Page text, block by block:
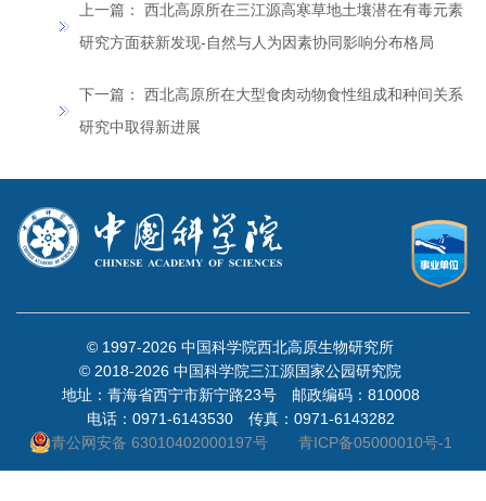
上一篇： 西北高原所在三江源高寒草地土壤潜在有毒元素
研究方面获新发现-自然与人为因素协同影响分布格局
下一篇： 西北高原所在大型食肉动物食性组成和种间关系
研究中取得新进展
© 1997-2026 中国科学院西北高原生物研究所
© 2018-2026 中国科学院三江源国家公园研究院
地址：青海省西宁市新宁路23号 邮政编码：810008
电话：0971-6143530 传真：0971-6143282
青公网安备 63010402000197号
青ICP备05000010号-1